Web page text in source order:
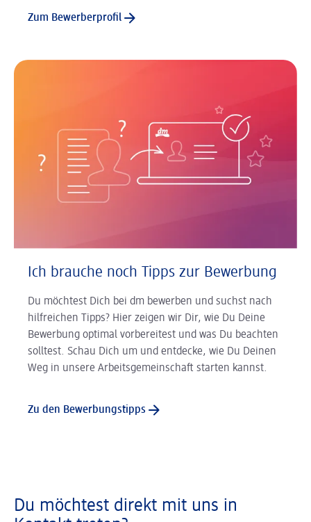
Zum Bewerberprofil
Ich brauche noch Tipps zur Bewerbung
Du möchtest Dich bei dm bewerben und suchst nach
hilfreichen Tipps? Hier zeigen wir Dir, wie Du Deine
Bewerbung optimal vorbereitest und was Du beachten
solltest. Schau Dich um und entdecke, wie Du Deinen
Weg in unsere Arbeitsgemeinschaft starten kannst.
Zu den Bewerbungstipps
Du möchtest direkt mit uns in